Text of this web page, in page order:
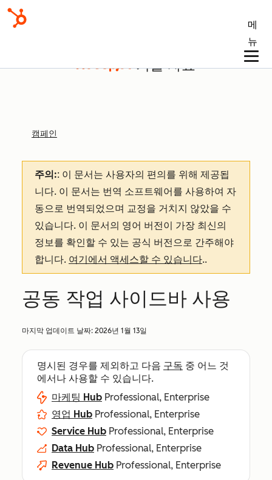
메
뉴
기술 자료
캠페인
주의:: 이 문서는 사용자의 편의를 위해 제공됩
니다. 이 문서는 번역 소프트웨어를 사용하여 자
동으로 번역되었으며 교정을 거치지 않았을 수
있습니다. 이 문서의 영어 버전이 가장 최신의
정보를 확인할 수 있는 공식 버전으로 간주해야
합니다. 여기에서 액세스할 수 있습니다..
공동 작업 사이드바 사용
마지막 업데이트 날짜: 2026년 1월 13일
명시된 경우를 제외하고 다음 구독 중 어느 것
에서나 사용할 수 있습니다.
마케팅 Hub Professional, Enterprise
영업 Hub Professional, Enterprise
Service Hub Professional, Enterprise
Data Hub Professional, Enterprise
Revenue Hub Professional, Enterprise